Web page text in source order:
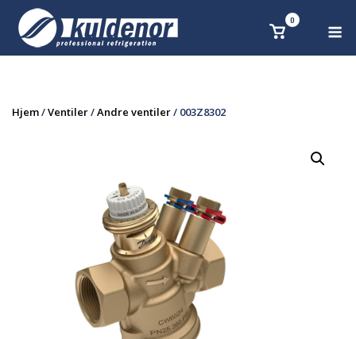
content
Se 0
Hjem/Ventiler/Andre ventiler/ 003Z8302